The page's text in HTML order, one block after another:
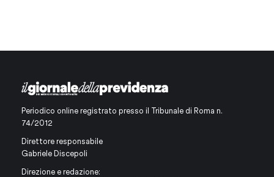
Periodico online registrato presso il Tribunale di Roma n.
74/2012
Direttore responsabile
Gabriele Discepoli
Direzione e redazione: